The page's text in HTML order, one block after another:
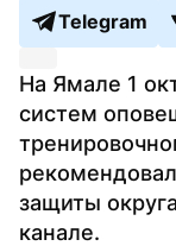
Telegram
На Ямале 1
систем
защиты
канале.